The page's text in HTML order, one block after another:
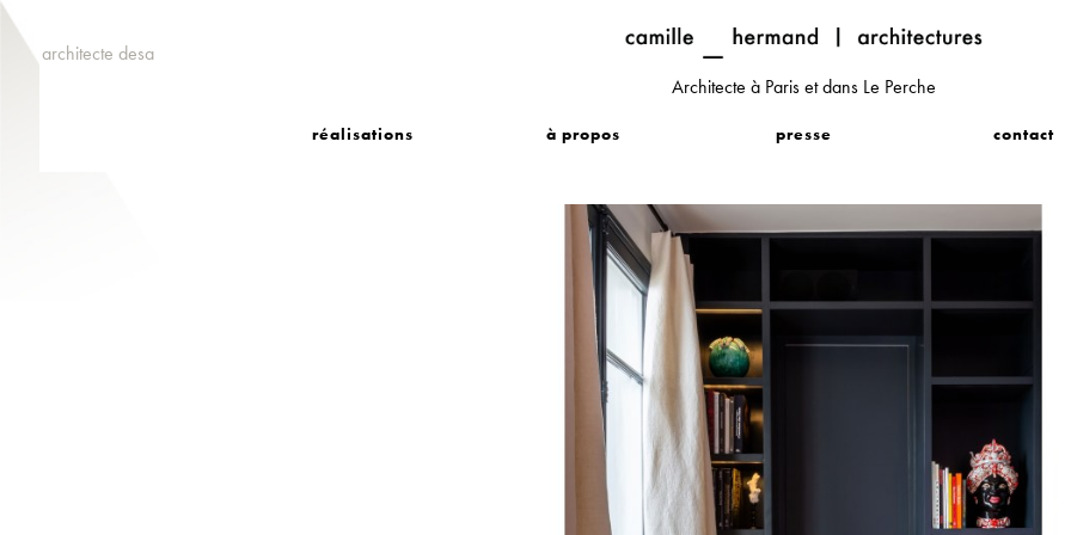
architecte desa
Architecte à Paris et dans Le Perche
réalisations à propos presse contact